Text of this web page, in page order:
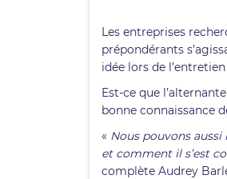
Les entreprises
prépondérants
idée lors de l’entretien
Est-ce que
bonne connaissance
« Nous pouvons aussi
et comment il s’est
complète Audrey